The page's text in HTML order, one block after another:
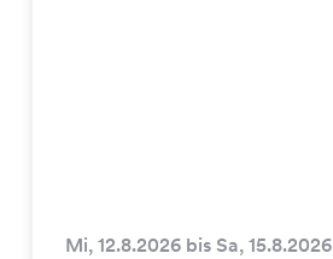
Mi, 12.8.2026 bis Sa, 15.8.2026